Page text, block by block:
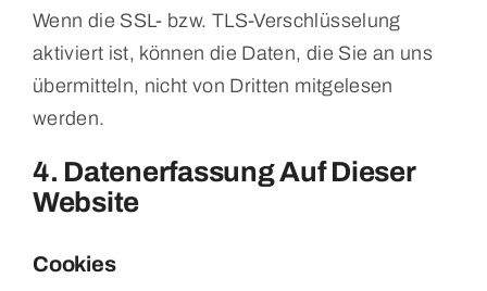
Wenn die SSL- bzw. TLS-Verschlüsselung
aktiviert ist, können die Daten, die Sie an uns
übermitteln, nicht von Dritten mitgelesen
werden.
4. Datenerfassung Auf Dieser
Website
Cookies